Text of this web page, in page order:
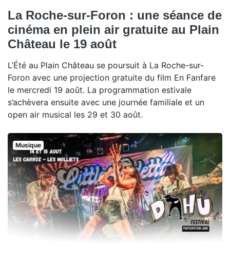
La Roche-sur-Foron : une séance de
cinéma en plein air gratuite au Plain
Château le 19 août
L’Été au Plain Château se poursuit à La Roche-sur-
Foron avec une projection gratuite du film En Fanfare
le mercredi 19 août. La programmation estivale
s’achèvera ensuite avec une journée familiale et un
open air musical les 29 et 30 août.
Musique